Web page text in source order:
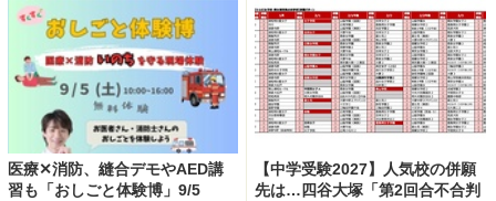
医療✕消防、縫合デモやAED講
習も「おしごと体験博」9/5
【中学受験2027】人気校の併願
先は…四谷大塚「第2回合不合判